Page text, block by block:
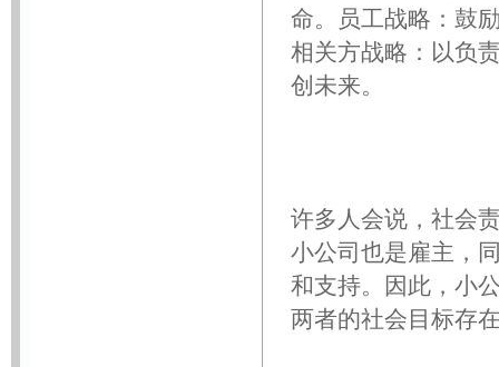
命。员工战略：鼓
相关方战略：以负
创未来。
许多人会说，社会
小公司也是雇主，
和支持。因此，小
两者的社会目标存